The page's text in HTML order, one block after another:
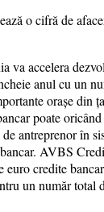
o cifră de
va accelera
anul cu un
oraşe din
poate
antreprenor în
AVBS
euro credite
un număr total